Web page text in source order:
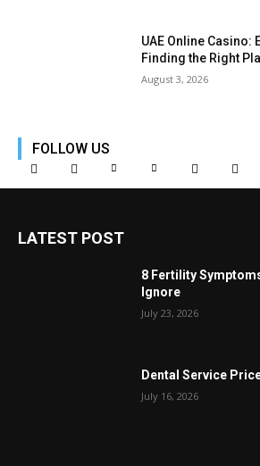
UAE Online Casino:
Finding the Right
August 3, 2026
FOLLOW US
LATEST POST
8 Fertility
Ignore
July 23, 2026
Dental Service
July 16, 2026